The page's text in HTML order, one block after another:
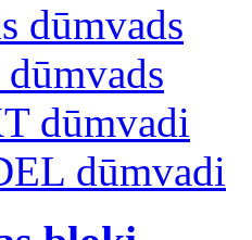
dūmvads
dūmvadi
dūmvadi